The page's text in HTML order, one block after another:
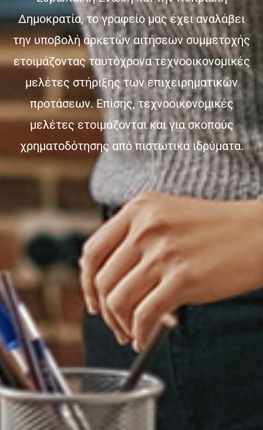
Δημοκρατία, το γραφείο μας έχει αναλάβει
την υποβολή αρκετών αιτήσεων συμμετοχής
ετοιμάζοντας ταυτόχρονα τεχνοοικονομικές
μελέτες στήριξης των επιχειρηματικών
προτάσεων. Επίσης, τεχνοοικονομικές
μελέτες ετοιμάζονται και για σκοπούς
χρηματοδότησης από πιστωτικά ιδρύματα.